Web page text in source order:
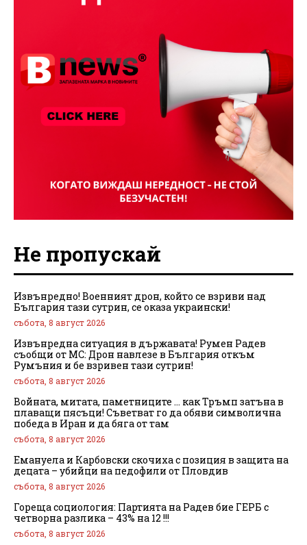
Не пропускай
Извънредно! Военният дрон, който се взриви над
България тази сутрин, се оказа украински!
събота, 8 август 2026
Извънредна ситуация в държавата! Румен Радев
съобщи от МС: Дрон навлезе в България откъм
Румъния и бе взривен тази сутрин!
събота, 8 август 2026
Войната, митата, паметниците … как Тръмп затъна в
плаващи пясъци! Съветват го да обяви символична
победа в Иран и да бяга от там
събота, 8 август 2026
Емануела и Карбовски скочиха с позиция в защита на
децата – убийци на педофили от Пловдив
събота, 8 август 2026
Гореща социология: Партията на Радев бие ГЕРБ с
четворна разлика – 43% на 12 !!!
събота, 8 август 2026